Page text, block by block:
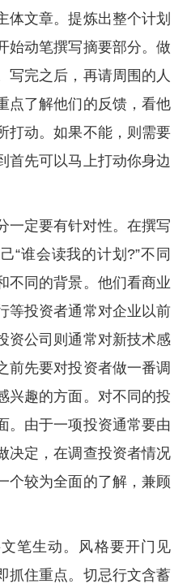
体文章。提炼出整个计划
始动笔撰写摘要部分。做
写完之后，再请周围的人
点了解他们的反馈，看他
打动。如果不能，则需要
首先可以马上打动你身边
一定要有针对性。在撰写
“谁会读我的计划?”不同
不同的背景。他们看商业
等投资者通常对企业以前
资公司则通常对新技术感
前先要对投资者做一番调
兴趣的方面。对不同的投
。由于一项投资通常要由
决定，在调查投资者情况
个较为全面的了解，兼顾
笔生动。风格要开门见
抓住重点。切忌行文含蓄